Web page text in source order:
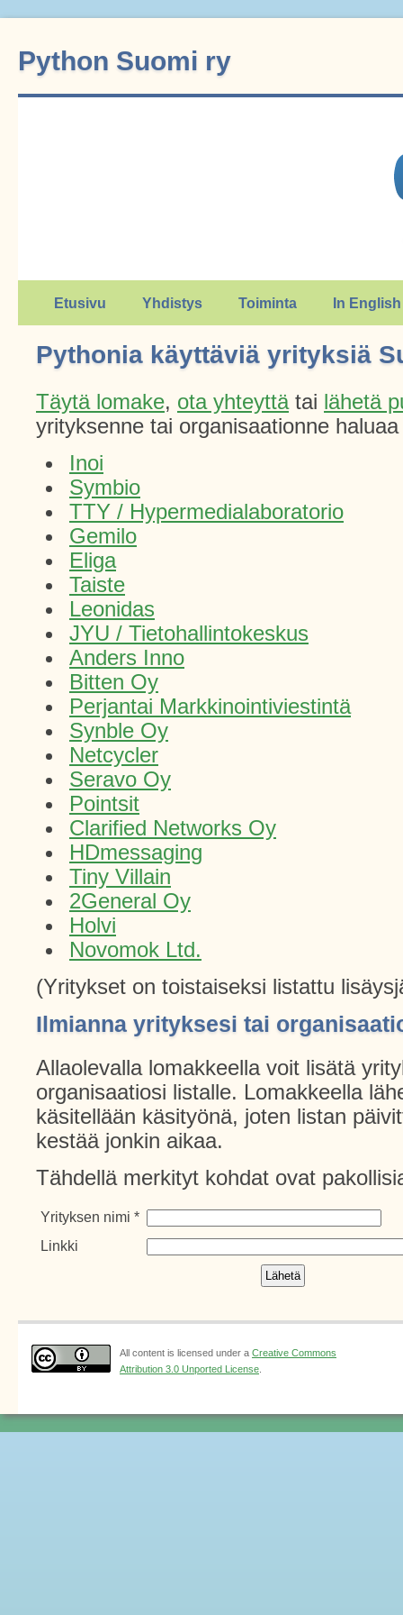
Python Suomi ry
Etusivu Yhdistys Toiminta In English
Pythonia käyttäviä yrityksiä
Täytä lomake, ota yhteyttätai lähetä
yrityksenne tai organisaationne
Inoi
Symbio
TTY / Hypermedialaboratorio
Gemilo
Eliga
Taiste
Leonidas
JYU / Tietohallintokeskus
Anders Inno
Bitten Oy
Perjantai Markkinointiviestintä
Synble Oy
Netcycler
Seravo Oy
Pointsit
Clarified Networks Oy
HDmessaging
Tiny Villain
2General Oy
Holvi
Novomok Ltd.
(Yritykset on toistaiseksi listattu
Ilmianna yrityksesi tai
Allaolevalla lomakkeella voit lisätä
organisaatiosi listalle. Lomakkeella
käsitellään käsityönä, joten listan
kestää jonkin aikaa.
Tähdellä merkityt kohdat ovat
Yrityksen nimi *
Linkki
All content is licensed under a Creative Commons
Attribution 3.0 Unported License